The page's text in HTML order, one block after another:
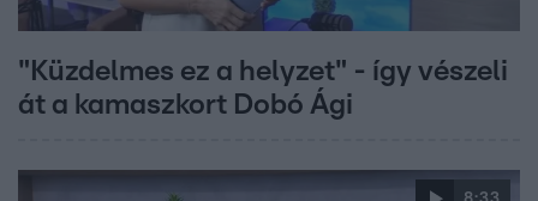
"Küzdelmes ez a helyzet" - így vészeli
át a kamaszkort Dobó Ági